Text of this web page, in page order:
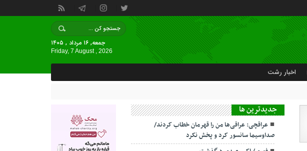
جمعه, ۱۶ مرداد , ۱۴۰۵
Friday, 7 August , 2026
اخبار رشت
جديدترين ها
عراقچی: عراقی‌ها من را قهرمان خطاب کردند/
صداوسیما سانسور کرد و پخش نکرد